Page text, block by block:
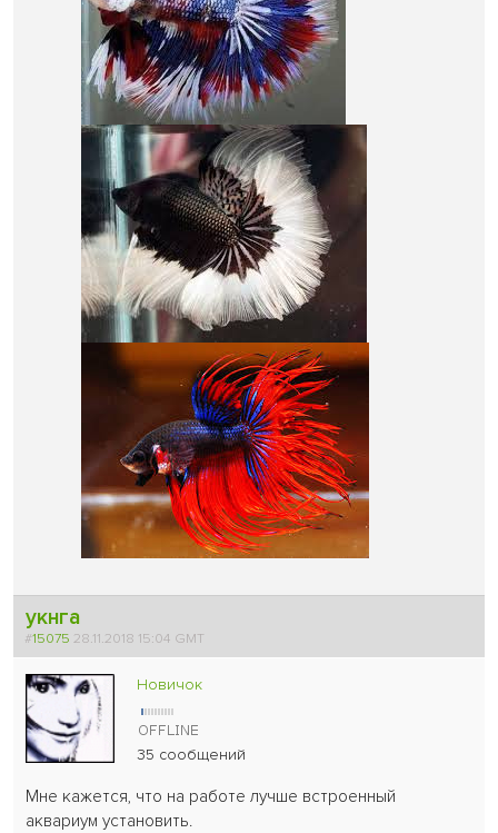
укнга
#15075 28.11.2018 15:04 GMT
Новичок
35 сообщений
Мне кажется, что на работе лучше встроенный
аквариум установить.